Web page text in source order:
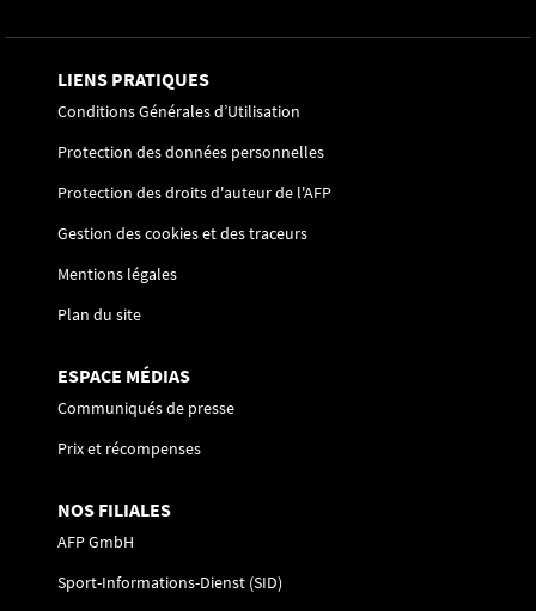
LIENS PRATIQUES
Conditions Générales d’Utilisation
Protection des données personnelles
Protection des droits d'auteur de l'AFP
Gestion des cookies et des traceurs
Mentions légales
Plan du site
ESPACE MÉDIAS
Communiqués de presse
Prix et récompenses
NOS FILIALES
AFP GmbH
Sport-Informations-Dienst (SID)